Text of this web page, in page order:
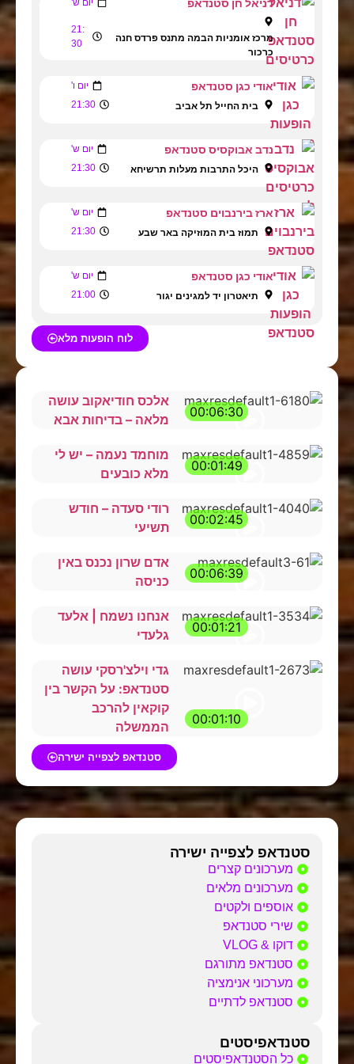
דניאל חן סטנדאפ יום ש'
מרכז אומניות הבמה מתנס פרדס חנה
כרכור
21:
30
אודי כגן סטנדאפ יום ו'
בית החייל תל אביב 21:30
נדב אבוקסיס סטנדאפ יום ש'
היכל התרבות מעלות תרשיחא 21:30
ארז בירנבוים סטנדאפ יום ש'
תמוז בית המוזיקה באר שבע 21:30
אודי כגן סטנדאפ יום ש'
תיאטרון יד למגינים יגור 21:00
לוח הופעות מלא
00:06:30
אלכס חודיאקוב עושה
מלאה – בדיחות אבא
00:01:49
מוחמד נעמה – יש לי
מלא כובעים
00:02:45
רודי סעדה – חודש
תשיעי
00:06:39
אדם שרון נכנס באין
כניסה
00:01:21
אנחנו נשמח | אלעד
גלעדי
00:01:10
גדי וילצ'רסקי עושה
סטנדאפ: על הקשר בין
קוקאין להרכב
הממשלה
סטנדאפ לצפייה ישירה
סטנדאפ לצפייה ישירה
מערכונים קצרים
מערכונים מלאים
אוספים ולקטים
שירי סטנדאפ
דוקו & VLOG
סטנדאפ מתורגם
מערכוני אנימציה
סטנדאפ לדתיים
סטנדאפיסטים
כל הסטנדאפיסטים